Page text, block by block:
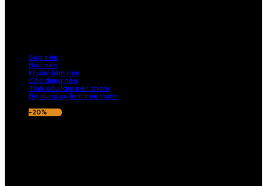
Sáp nến
Bấc nến
Khuôn làm nến
Cốc đựng nến
Tinh dầu làm nến thơm
Bộ dụng cụ làm nến thơm
-20%